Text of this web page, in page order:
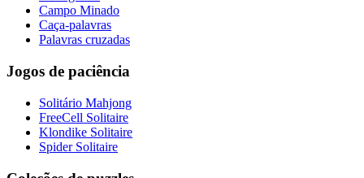
Campo Minado
Caça-palavras
Palavras cruzadas
Jogos de paciência
Solitário Mahjong
FreeCell Solitaire
Klondike Solitaire
Spider Solitaire